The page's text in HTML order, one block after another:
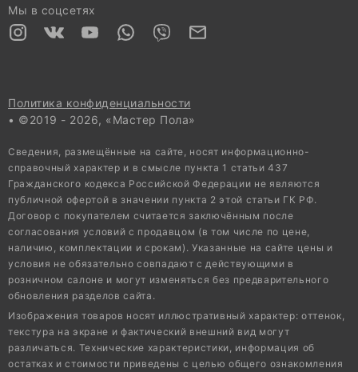
Мы в соцсетях
Политика конфиденциальности
• ©2019 - 2026, «Мастер Пола»
Сведения, размещённые на сайте, носят информационно-
справочный характер и в смысле пункта 1 статьи 437
Гражданского кодекса Российской Федерации не являются
публичной офертой в значении пункта 2 этой статьи ГК РФ.
Договор с покупателем считается заключённым после
согласования условий с продавцом (в том числе по цене,
наличию, комплектации и срокам). Указанные на сайте цены и
условия не обязательно совпадают с действующими в
розничном салоне и могут изменяться без предварительного
обновления разделов сайта.
Изображения товаров носят иллюстративный характер: оттенок,
текстура на экране и фактический внешний вид могут
различаться. Технические характеристики, информация об
остатках и стоимости приведены с целью общего ознакомления